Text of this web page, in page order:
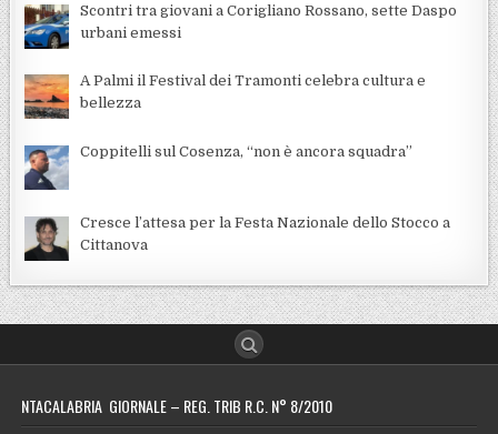
Scontri tra giovani a Corigliano Rossano, sette Daspo
urbani emessi
A Palmi il Festival dei Tramonti celebra cultura e
bellezza
Coppitelli sul Cosenza, “non è ancora squadra”
Cresce l’attesa per la Festa Nazionale dello Stocco a
Cittanova
NTACALABRIA GIORNALE – REG. TRIB R.C. N° 8/2010